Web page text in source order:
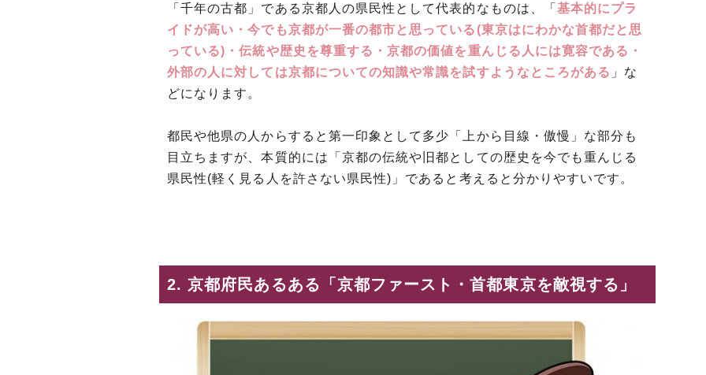
「千年の古都」である京都人の県民性として代表的なものは、「 基本的にプラ
イドが高い・今でも京都が一番の都市と思っている(東京はにわかな首都だと思
っている)・伝統や歴史を尊重する・京都の価値を重んじる人には寛容である・
外部の人に対しては京都についての知識や常識を試すようなところがある 」な
どになります。
都民や他県の人からすると第一印象として多少「上から目線・傲慢」な部分も
目立ちますが、本質的には「京都の伝統や旧都としての歴史を今でも重んじる
県民性(軽く見る人を許さない県民性)」であると考えると分かりやすいです。
2. 京都府民あるある「京都ファースト・首都東京を敵視する」